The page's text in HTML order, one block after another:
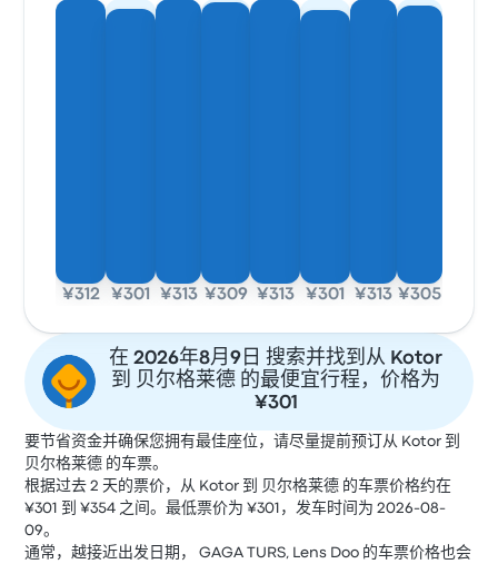
¥312 ¥301 ¥313 ¥309 ¥313 ¥301 ¥313 ¥305
在 2026年8月9日 搜索并找到从 Kotor
到 贝尔格莱德 的最便宜行程，价格为
¥301
要节省资金并确保您拥有最佳座位，请尽量提前预订从 Kotor 到
贝尔格莱德 的车票。
根据过去 2 天的票价，从 Kotor 到 贝尔格莱德 的车票价格约在
¥301 到 ¥354 之间。最低票价为 ¥301，发车时间为 2026-08-
09。
通常，越接近出发日期， GAGA TURS, Lens Doo 的车票价格也会